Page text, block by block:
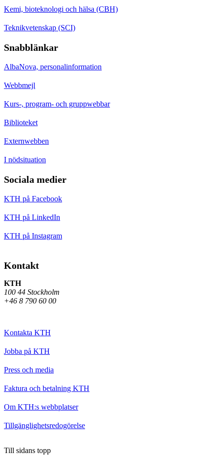
Kemi, bioteknologi och hälsa (CBH)
Teknikvetenskap (SCI)
Snabblänkar
AlbaNova, personalinformation
Webbmejl
Kurs-, program- och gruppwebbar
Biblioteket
Externwebben
I nödsituation
Sociala medier
KTH på Facebook
KTH på LinkedIn
KTH på Instagram
Kontakt
KTH
100 44 Stockholm
+46 8 790 60 00
Kontakta KTH
Jobba på KTH
Press och media
Faktura och betalning KTH
Om KTH:s webbplatser
Tillgänglighetsredogörelse
Till sidans topp